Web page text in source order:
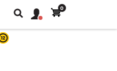
Keresés
menü
fiók
Felhasználói
0